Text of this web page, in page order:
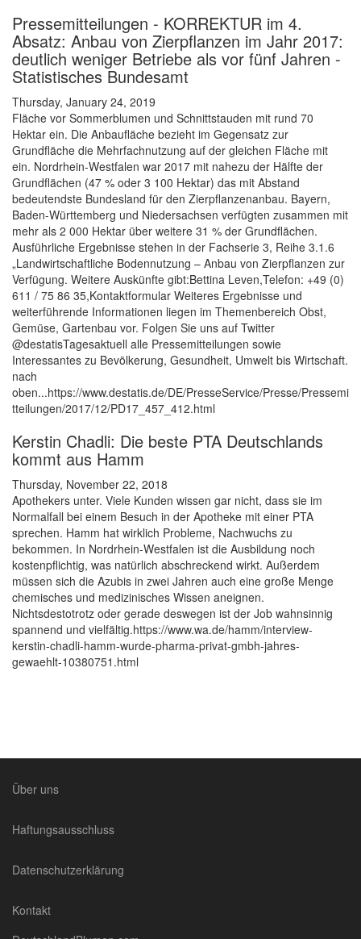
Pressemitteilungen - KORREKTUR im 4.
Absatz: Anbau von Zierpflanzen im Jahr 2017:
deutlich weniger Betriebe als vor fünf Jahren -
Statistisches Bundesamt
Thursday, January 24, 2019
Fläche vor Sommerblumen und Schnittstauden mit rund 70
Hektar ein. Die Anbaufläche bezieht im Gegensatz zur
Grundfläche die Mehrfachnutzung auf der gleichen Fläche mit
ein. Nordrhein-Westfalen war 2017 mit nahezu der Hälfte der
Grundflächen (47 % oder 3 100 Hektar) das mit Abstand
bedeutendste Bundesland für den Zierpflanzenanbau. Bayern,
Baden-Württemberg und Niedersachsen verfügten zusammen mit
mehr als 2 000 Hektar über weitere 31 % der Grundflächen.
Ausführliche Ergebnisse stehen in der Fachserie 3, Reihe 3.1.6
„Landwirtschaftliche Bodennutzung – Anbau von Zierpflanzen zur
Verfügung. Weitere Auskünfte gibt:Bettina Leven,Telefon: +49 (0)
611 / 75 86 35,Kontaktformular Weiteres Ergebnisse und
weiterführende Informationen liegen im Themenbereich Obst,
Gemüse, Gartenbau vor. Folgen Sie uns auf Twitter
@destatisTagesaktuell alle Pressemitteilungen sowie
Interessantes zu Bevölkerung, Gesundheit, Umwelt bis Wirtschaft.
nach
oben...https://www.destatis.de/DE/PresseService/Presse/Pressemi
tteilungen/2017/12/PD17_457_412.html
Kerstin Chadli: Die beste PTA Deutschlands
kommt aus Hamm
Thursday, November 22, 2018
Apothekers unter. Viele Kunden wissen gar nicht, dass sie im
Normalfall bei einem Besuch in der Apotheke mit einer PTA
sprechen. Hamm hat wirklich Probleme, Nachwuchs zu
bekommen. In Nordrhein-Westfalen ist die Ausbildung noch
kostenpflichtig, was natürlich abschreckend wirkt. Außerdem
müssen sich die Azubis in zwei Jahren auch eine große Menge
chemisches und medizinisches Wissen aneignen.
Nichtsdestotrotz oder gerade deswegen ist der Job wahnsinnig
spannend und vielfältig.https://www.wa.de/hamm/interview-
kerstin-chadli-hamm-wurde-pharma-privat-gmbh-jahres-
gewaehlt-10380751.html
Über uns
Haftungsausschluss
Datenschutzerklärung
Kontakt